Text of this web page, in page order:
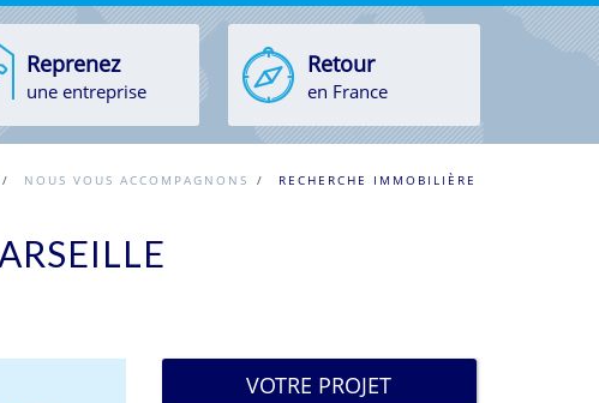
Reprenez
une entreprise
Retour
en France
/ NOUS VOUS ACCOMPAGNONS / RECHERCHE IMMOBILIÈRE
VOTRE PROJET